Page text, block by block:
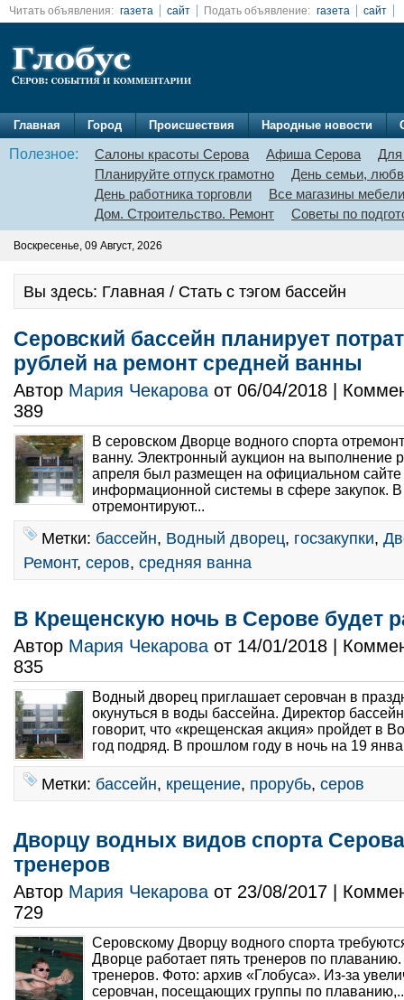
Читать объявления: газета сайт Подать объявление: газета сайт
Главная Город Происшествия Народные новости
Полезное: Салоны красоты Серова Афиша Серова
Для
Планируйте отпуск грамотно
День семьи,
День работника торговли
Все магазины мебели
Дом. Строительство. Ремонт
Советы по
Воскресенье, 09 Август, 2026
Вы здесь: Главная / Стать с тэгом бассейн
Серовский бассейн планирует
рублей на ремонт средней ванны
Автор Мария Чекарова от 06/04/2018 |
389
В серовском Дворце водного спорта
ванну. Электронный аукцион на выполнение
апреля был размещен на официальном
информационной системы в сфере закупок.
отремонтируют...
Метки: бассейн, Водный дворец, госзакупки,
Ремонт, серов, средняя ванна
В Крещенскую ночь в Серове будет
Автор Мария Чекарова от 14/01/2018 |
835
Водный дворец приглашает серовчан в
окунуться в воды бассейна. Директор
говорит, что «крещенская акция» пройдет в
год подряд. В прошлом году в ночь на 19
Метки: бассейн, крещение, прорубь, серов
Дворцу водных видов спорта Серова
тренеров
Автор Мария Чекарова от 23/08/2017 |
729
Серовскому Дворцу водного спорта
Дворце работает пять тренеров по
тренеров. Фото: архив «Глобуса». Из-за
серовчан, посещающих группы по